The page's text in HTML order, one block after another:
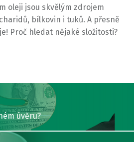
oleji jsou skvělým zdrojem
bílkovin i tuků. A přesně
Proč hledat nějaké složitosti?
úvěru?